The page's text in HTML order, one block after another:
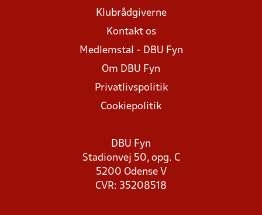
Klubrådgiverne
Kontakt os
Medlemstal - DBU Fyn
Om DBU Fyn
Privatlivspolitik
Cookiepolitik
DBU Fyn
Stadionvej 50, opg. C
5200 Odense V
CVR: 35208518